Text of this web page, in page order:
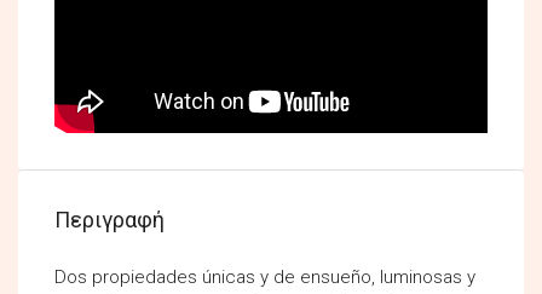
Περιγραφή
Dos propiedades únicas y de ensueño, luminosas y